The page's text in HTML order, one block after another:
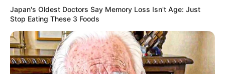
Japan's Oldest Doctors Say Memory Loss Isn't Age: Just
Stop Eating These 3 Foods